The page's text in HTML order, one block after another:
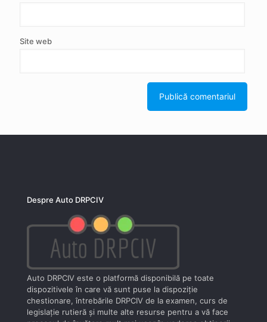
Site web
Despre Auto DRPCIV
Auto DRPCIV este o platformă disponibilă pe toate
dispozitivele în care vă sunt puse la dispoziţie
chestionare, întrebările DRPCIV de la examen, curs de
legislaţie rutieră şi multe alte resurse pentru a vă face